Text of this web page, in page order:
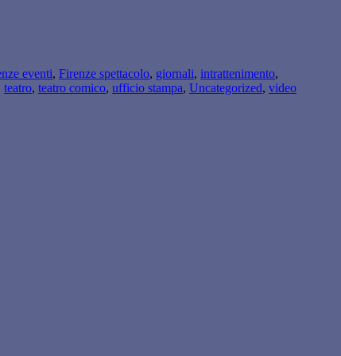
eventi, Firenze spettacolo, giornali, intrattenimento,
teatro, teatro comico, ufficio stampa, Uncategorized, video